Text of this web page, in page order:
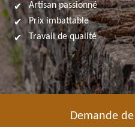
Artisan passionné
Prix imbattable
Travail de qualité
Demande